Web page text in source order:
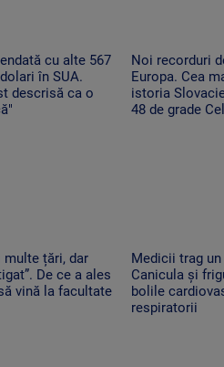
cu alte 567
în SUA.
descrisă ca o
Noi recorduri
Europa. Cea
istoria
48 de grade
multe țări, dar
De ce a ales
vină la facultate
Medicii trag
Canicula și
bolile
respiratorii